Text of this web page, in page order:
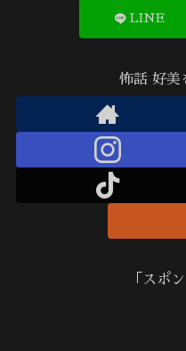
LINE
怖話 好美
「スポ